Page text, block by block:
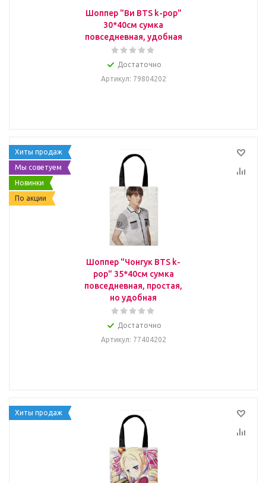
Шоппер "Ви BTS k-pop"
30*40см сумка
повседневная, удобная
Достаточно
Артикул: 79804202
Хиты продаж
Мы советуем
Новинки
По акции
Шоппер "Чонгук BTS k-
pop" 35*40см сумка
повседневная, простая,
но удобная
Достаточно
Артикул: 77404202
Хиты продаж